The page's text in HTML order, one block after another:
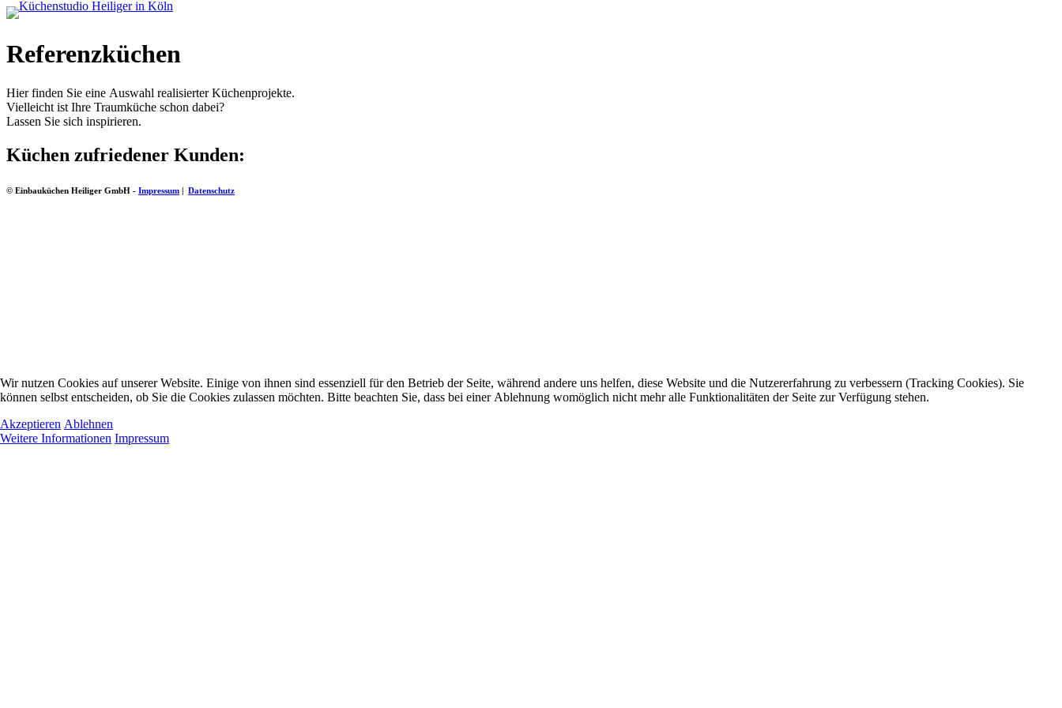
Referenzküchen
Hier finden Sie eine Auswahl realisierter Küchenprojekte.
Vielleicht ist Ihre Traumküche schon dabei?
Lassen Sie sich inspirieren.
Küchen zufriedener Kunden:
© Einbauküchen Heiliger GmbH - Impressum | Datenschutz
Wir nutzen Cookies auf unserer Website. Einige von ihnen sind essenziell für den Betrieb der Seite, während andere uns helfen, diese Website und die Nutzererfahrung zu verbessern (Tracking Cookies). Sie
können selbst entscheiden, ob Sie die Cookies zulassen möchten. Bitte beachten Sie, dass bei einer Ablehnung womöglich nicht mehr alle Funktionalitäten der Seite zur Verfügung stehen.
Akzeptieren Ablehnen
Weitere Informationen Impressum